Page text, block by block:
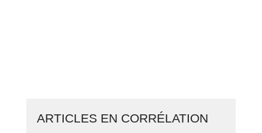
ARTICLES EN CORRÉLATION